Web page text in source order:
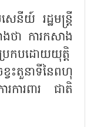
នីយ៍ រដ្ឋមន្ត្រី
ថា ការកសាង
រកបដោយយុត្តិ
ះតួនាទីនៃពហុ
ការពារ ជាតិ